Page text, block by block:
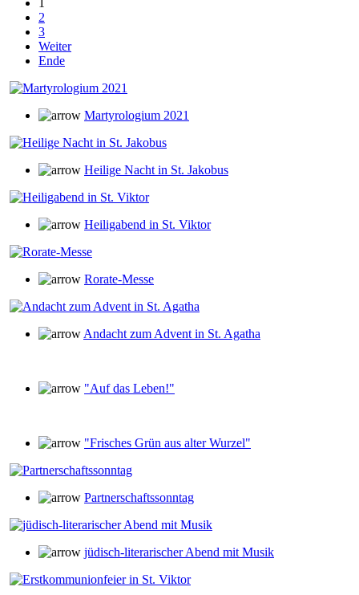
2
3
Weiter
Ende
Martyrologium 2021
Heilige Nacht in St. Jakobus
Heiligabend in St. Viktor
Rorate-Messe
Andacht zum Advent in St. Agatha
"Auf das Leben!"
"Frisches Grün aus alter Wurzel"
Partnerschaftssonntag
jüdisch-literarischer Abend mit Musik